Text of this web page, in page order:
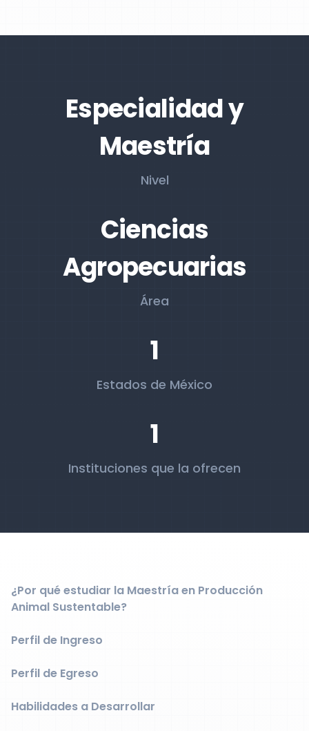
Especialidad y
Maestría
Nivel
Ciencias
Agropecuarias
Área
1
Estados de México
1
Instituciones que la ofrecen
¿Por qué estudiar la Maestría en Producción
Animal Sustentable?
Perfil de Ingreso
Perfil de Egreso
Habilidades a Desarrollar